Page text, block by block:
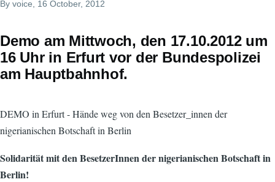
By voice , 16 October, 2012
Demo am Mittwoch, den 17.10.2012 um
16 Uhr in Erfurt vor der Bundespolizei
am Hauptbahnhof.
DEMO in Erfurt - Hände weg von den Besetzer_innen der
nigerianischen Botschaft in Berlin
Solidarität mit den BesetzerInnen der nigerianischen Botschaft in
Berlin!